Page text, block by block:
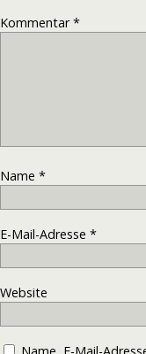
Kommentar*
Name *
E-Mail-Adresse *
Website